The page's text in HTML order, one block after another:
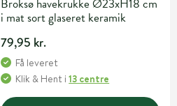
Broksø havekrukke Ø23xH18 cm
i mat sort glaseret keramik
79,95 kr.
Få leveret
Klik & Hent i13 centre